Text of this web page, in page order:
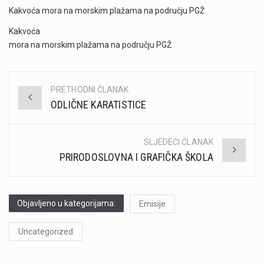
Kakvoća mora na morskim plažama na području PGŽ
Kakvoća
mora na morskim plažama na području PGŽ
Post
PRETHODNI ČLANAK
ODLIČNE KARATISTICE
SLJEDEĆI ČLANAK
PRIRODOSLOVNA I GRAFIČKA ŠKOLA
Objavljeno u kategorijama: Emisije
Uncategorized